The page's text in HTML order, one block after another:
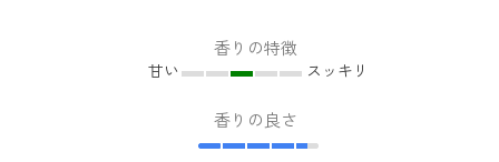
香りの特徴
甘い スッキリ
香りの良さ